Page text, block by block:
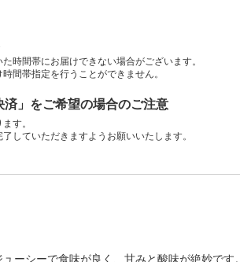
時間帯にお届けできない場合がございます。
間帯指定を行うことができません。
済」をご希望の場合のご注意
す。
していただきますようお願いいたします。
ーシーで食味が良く、甘みと酸味が絶妙です。